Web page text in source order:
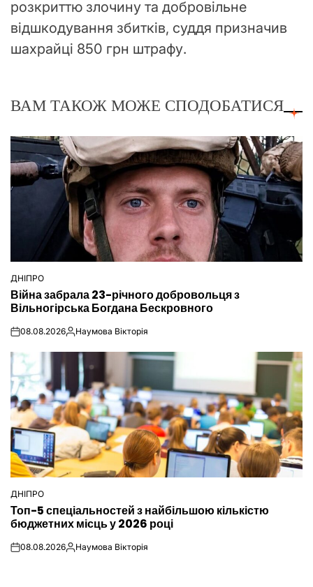
розкриттю злочину та добровільне
відшкодування збитків, суддя призначив
шахрайці 850 грн штрафу.
ВАМ ТАКОЖ МОЖЕ СПОДОБАТИСЯ
ОПУБЛІКУВАТИ
У
ДНІПРО
Війна забрала 23-річного добровольця з
Вільногірська Богдана Бескровного
on08.08.2026Опубліковано
Наумова Вікторія
ОПУБЛІКУВАТИ
ДНІПРО
Топ-5 спеціальностей з найбільшою кількістю
бюджетних місць у 2026 році
on08.08.2026Опубліковано
Наумова Вікторія